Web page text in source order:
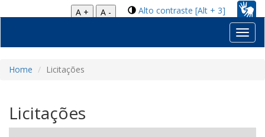
Alto contraste [Alt + 3]
A +
A -
Home Licitações
Licitações